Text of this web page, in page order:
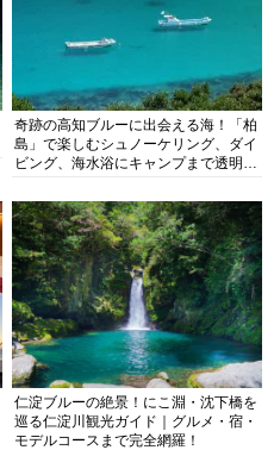
奇跡の高知ブルーに出会える海！「柏
島」で楽しむシュノーケリング、ダイ
ビング、海水浴にキャンプまで透明度
仁淀ブルーの絶景！にこ淵・沈下橋を
巡る仁淀川観光ガイド｜グルメ・宿・
モデルコースまで完全網羅！